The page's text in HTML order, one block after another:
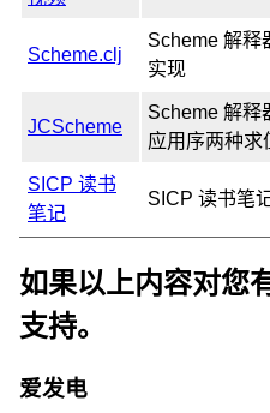
Scheme.clj
Scheme 解释
实现
JCScheme
Scheme 解释
应用序两种求
SICP 读书
笔记
SICP 读书笔
如果以上内容对您
支持。
爱发电